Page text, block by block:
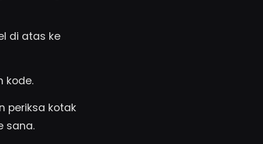
di atas ke
kode.
periksa kotak
sana.